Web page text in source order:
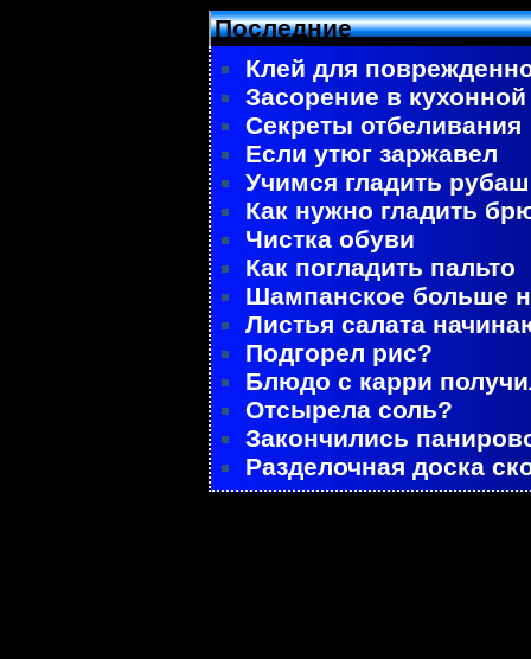
Последние
Клей для
Засорение в
Секреты отбеливания
Если утюг заржавел
Учимся гладить
Как нужно гладить
Чистка обуви
Как погладить пальто
Шампанское больше
Листья салата
Подгорел рис?
Блюдо с карри
Отсырела соль?
Закончились
Разделочная доска